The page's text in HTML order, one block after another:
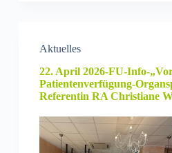
Aktuelles
22. April 2026-FU-Info-
Patientenverfügung-
Referentin RA Christiane